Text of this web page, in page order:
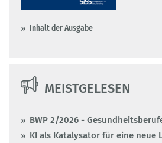
Inhalt der Ausgabe
MEISTGELESEN
BWP 2/2026 -
KI als Katalysator für eine neue